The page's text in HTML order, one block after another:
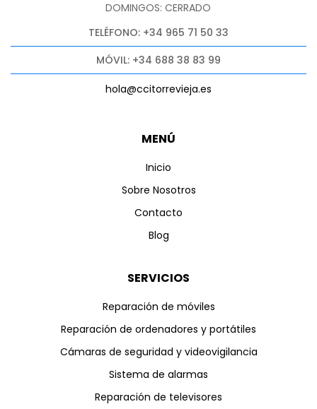
MENÚ
Inicio
Sobre Nosotros
Contacto
Blog
SERVICIOS
Reparación de móviles
Reparación de ordenadores y portátiles
Cámaras de seguridad y videovigilancia
Sistema de alarmas
Reparación de televisores
DOMINGOS: CERRADO
TELÉFONO: +34 965 71 50 33
MÓVIL: +34 688 38 83 99
hola@ccitorrevieja.es